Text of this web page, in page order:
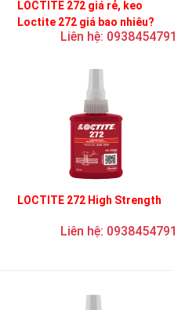
LOCTITE 272 giá rẻ, keo
Loctite 272 giá bao nhiêu?
Liên hệ: 0938454791
LOCTITE 272 High Strength
Liên hệ: 0938454791